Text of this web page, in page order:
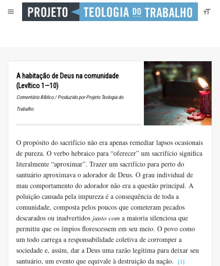
A habitação de Deus na comunidade
(Levítico 1—10)
Comentário Bíblico / Produzido por Projeto Teologia do
Trabalho
O propósito do sacrifício não era apenas remediar lapsos ocasionais
de pureza. O verbo hebraico para “oferecer” um sacrifício significa
literalmente “aproximar”. Trazer um sacrifício para perto do
santuário aproximava o adorador de Deus. O grau individual de
mau comportamento do adorador não era a questão principal. A
poluição causada pela impureza é a consequência de toda a
comunidade, composta pelos poucos que cometeram pecados
descarados ou inadvertidos junto com a maioria silenciosa que
permitiu que os ímpios florescessem em seu meio. O povo como
um todo carrega a responsabilidade coletiva de corromper a
sociedade e, assim, dar a Deus uma razão legítima para deixar seu
santuário, um evento que equivale à destruição da nação.
[1]